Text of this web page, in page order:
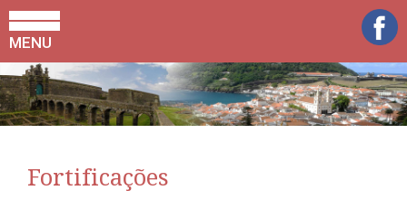
MENU
Fortificações